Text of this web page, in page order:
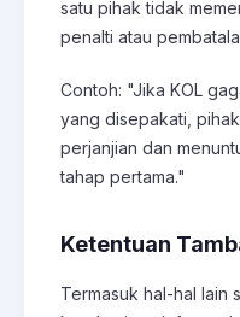
satu pihak tidak
penalti atau
Contoh: "Jika KOL
yang disepakati,
perjanjian dan
tahap pertama."
Ketentuan
Termasuk hal-hal lain